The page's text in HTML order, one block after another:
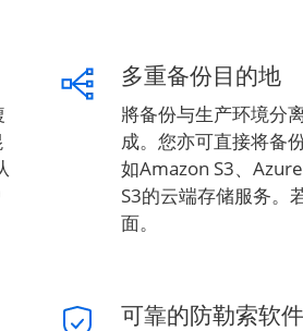
多重备份目的地
將备份与生产环境分
成。您亦可直接将备
如Amazon S3、
S3的云端存储服务。
面。
可靠的防勒索软